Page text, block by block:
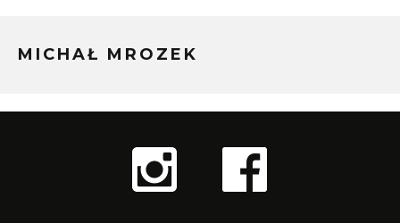
MICHAŁ MROZEK